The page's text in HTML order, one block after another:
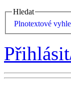
Hledat
Plnotextové